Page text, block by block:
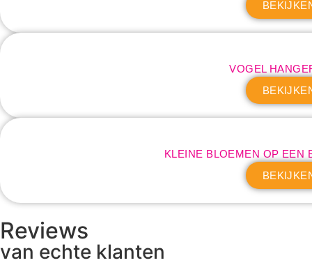
VOGEL
KLEINE BLOEMEN OP EEN
Reviews
van echte klanten